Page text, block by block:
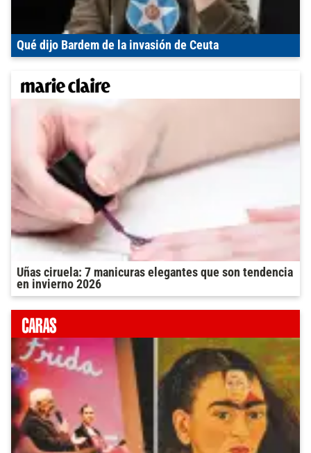
Qué dijo Bardem de la invasión de Ceuta
Uñas ciruela: 7 manicuras elegantes que son tendencia
en invierno 2026